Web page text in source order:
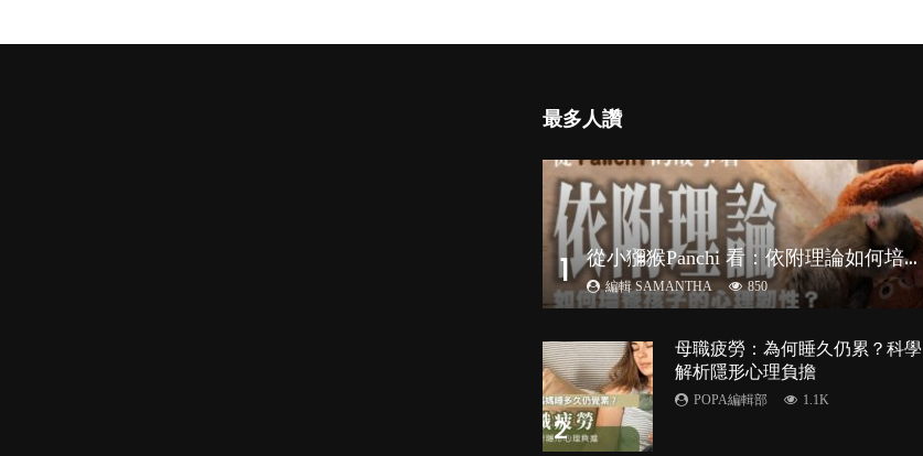
最多人讚
1 從
小獼猴Panchi 看：依附理論如何培養孩子心理韌性？
編輯 SAMANTHA 850
2
母職疲勞：為何睡久仍累？科學
解析隱形心理負擔
POPA編輯部 1.1K